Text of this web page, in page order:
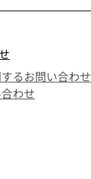
るお問い合わせ
わせ